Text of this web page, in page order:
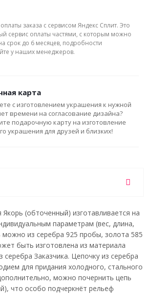
заказа с сервисом Яндекс Сплит. Это
сервис оплаты частями, с которым можно
срок до 6 месяцев, подробности
у наших менеджеров.
карта
с изготовлением украшения к нужной
времени на согласование дизайна?
подарочную карту на изготовление
украшения для друзей и близких!
(обточенный) изготавливается на
параметрам (вес, длина,
можно из серебра 925 пробы, золота 585
быть изготовлена из материала
серебра Заказчика. Цепочку из серебра
для придания холодного, стального
можно почернить цепь
что особо подчеркнёт рельеф